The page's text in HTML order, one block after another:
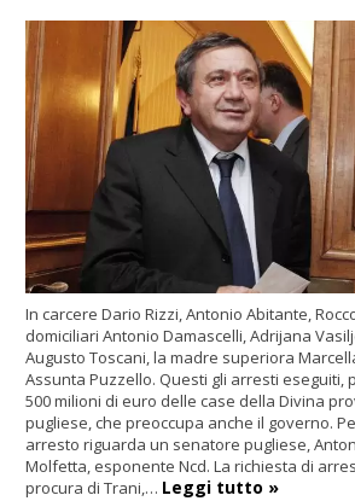
In carcere Dario Rizzi, Antonio Abitante,
domiciliari Antonio Damascelli, Adrijana
Augusto Toscani, la madre superiora
Assunta Puzzello. Questi gli arresti eseguiti,
500 milioni di euro delle case della Divina
pugliese, che preoccupa anche il governo.
arresto riguarda un senatore pugliese,
Molfetta, esponente Ncd. La richiesta di
procura di Trani,… Leggi tutto »